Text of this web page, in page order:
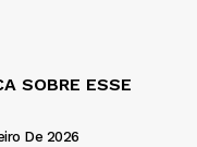
SOBRE ESSE
De 2026